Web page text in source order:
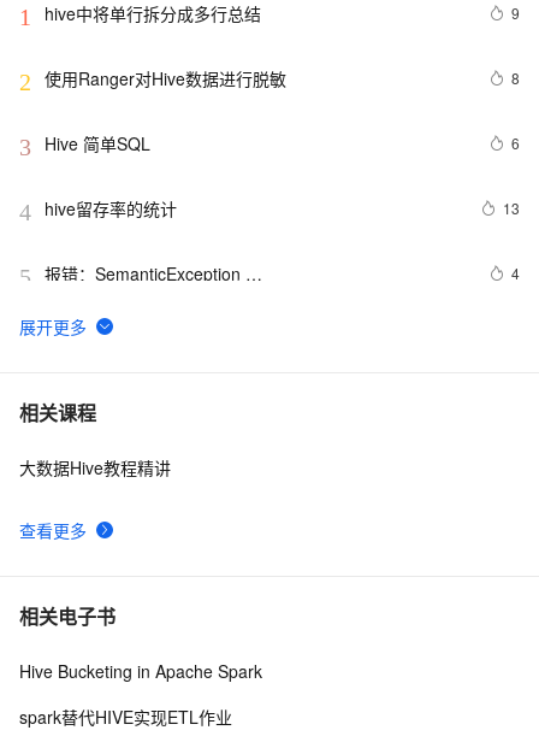
1 hive中将单行拆分成多行总结 9
2 使用Ranger对Hive数据进行脱敏 8
3 Hive 简单SQL 6
4 hive留存率的统计 13
5 报错：SemanticException
java.lang.RuntimeException：Un
4
6 工良出品：包教会，Hadoop、Hive 搭建部署简易教程
7 Hive 常用日期函数
8 hive：条件查询、join关联查询、分组聚合、子查询
9 hive 小文件问题及解决方法【重要】
10
相关课程
查看更多
大数据Hive教程精讲
相关电子书
Hive Bucketing in Apache Spark
spark替代HIVE实现ETL作业